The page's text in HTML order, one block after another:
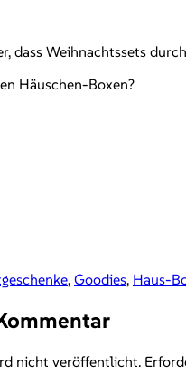
dass Weihnachtssets
Häuschen-Boxen?
, Goodies, Haus-
nicht veröffentlicht.